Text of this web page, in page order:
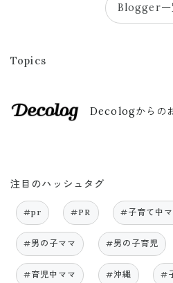
Blogger一
Topics
Decologからの
注目のハッシュタグ
#pr #PR #子育て中
#男の子ママ #男の子育児
#育児中ママ #沖縄 #